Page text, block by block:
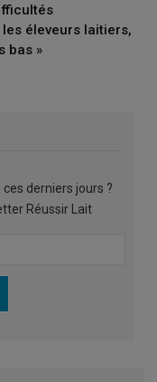
éleveurs laitiers,
bas »
derniers jours ?
Réussir Lait